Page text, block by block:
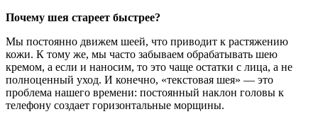
Почему шея стареет быстрее?
Мы постоянно движем шеей, что приводит к растяжению
кожи. К тому же, мы часто забываем обрабатывать шею
кремом, а если и наносим, то это чаще остатки с лица, а не
полноценный уход. И конечно, «текстовая шея» — это
проблема нашего времени: постоянный наклон головы к
телефону создает горизонтальные морщины.